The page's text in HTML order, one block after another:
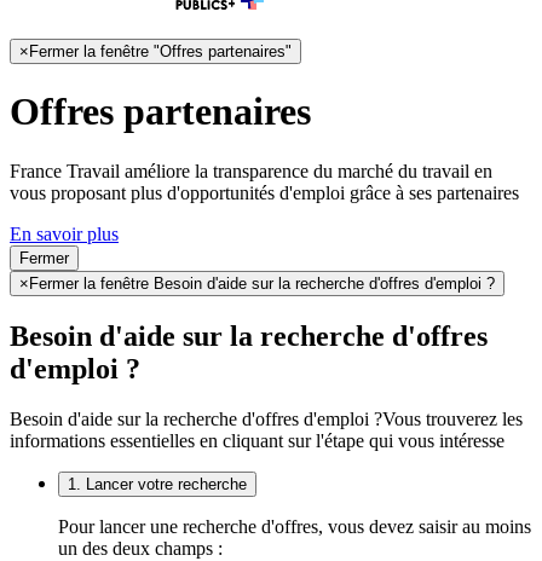
×Fermer la fenêtre "Offres partenaires"
Offres partenaires
France Travail améliore la transparence du marché du travail en
vous proposant plus d'opportunités d'emploi grâce à ses partenaires
En savoir plus
Fermer
×Fermer la fenêtre Besoin d'aide sur la recherche d'offres d'emploi ?
Besoin d'aide sur la recherche d'offres
d'emploi ?
Besoin d'aide sur la recherche d'offres d'emploi ?Vous trouverez les
informations essentielles en cliquant sur l'étape qui vous intéresse
1. Lancer votre recherche
Pour lancer une recherche d'offres, vous devez saisir au moins
un des deux champs :